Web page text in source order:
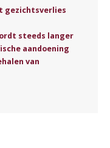
gezichtsverlies
steeds langer
aandoening
van